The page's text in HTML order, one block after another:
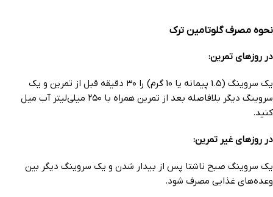
نحوه مصرف گلوتامین ترک
در روزهای تمرین:
یک سروینگ (1.5 پیمانه یا 10 گرم) را ۳۰ دقیقه قبل از تمرین و یک
سروینگ دیگر بلافاصله بعد از تمرین همراه با ۲۵۰ میلی‌لیتر آب میل
کنید.
در روزهای غیر تمرین:
یک سروینگ صبح ناشتا پس از بیدار شدن و یک سروینگ دیگر بین
وعده‌های غذایی مصرف شود.